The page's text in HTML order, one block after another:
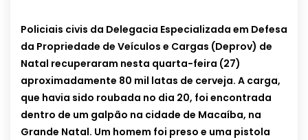
Policiais civis da Delegacia Especializada em Defesa
da Propriedade de Veículos e Cargas (Deprov) de
Natal recuperaram nesta quarta-feira (27)
aproximadamente 80 mil latas de cerveja. A carga,
que havia sido roubada no dia 20, foi encontrada
dentro de um galpão na cidade de Macaíba, na
Grande Natal. Um homem foi preso e uma pistola